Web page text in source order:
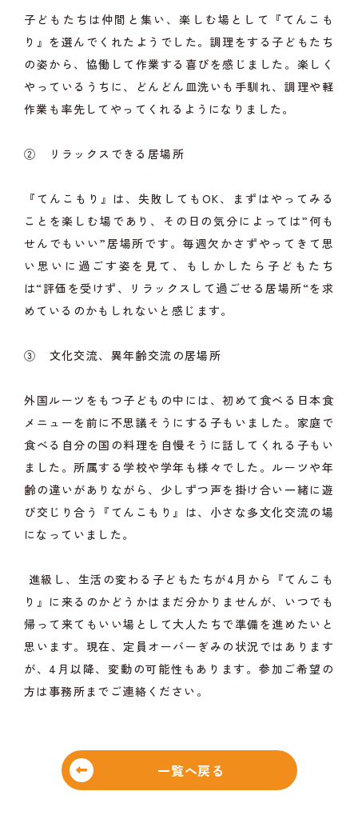
子どもたちは仲間と集い、楽しむ場として『てんこも
り』を選んでくれたようでした。調理をする子どもたち
の姿から、協働して作業する喜びを感じました。楽しく
やっているうちに、どんどん皿洗いも手馴れ、調理や軽
作業も率先してやってくれるようになりました。
② リラックスできる居場所
『てんこもり』は、失敗してもOK、まずはやってみる
ことを楽しむ場であり、その日の気分によっては”何も
せんでもいい”居場所です。毎週欠かさずやってきて思
い思いに過ごす姿を見て、もしかしたら子どもたち
は“評価を受けず、リラックスして過ごせる居場所“を求
めているのかもしれないと感じます。
③ 文化交流、異年齢交流の居場所
外国ルーツをもつ子どもの中には、初めて食べる日本食
メニューを前に不思議そうにする子もいました。家庭で
食べる自分の国の料理を自慢そうに話してくれる子もい
ました。所属する学校や学年も様々でした。ルーツや年
齢の違いがありながら、少しずつ声を掛け合い一緒に遊
び交じり合う『てんこもり』は、小さな多文化交流の場
になっていました。
進級し、生活の変わる子どもたちが4月から『てんこも
り』に来るのかどうかはまだ分かりませんが、いつでも
帰って来てもいい場として大人たちで準備を進めたいと
思います。現在、定員オーバーぎみの状況ではあります
が、4月以降、変動の可能性もあります。参加ご希望の
方は事務所までご連絡ください。
一覧へ戻る